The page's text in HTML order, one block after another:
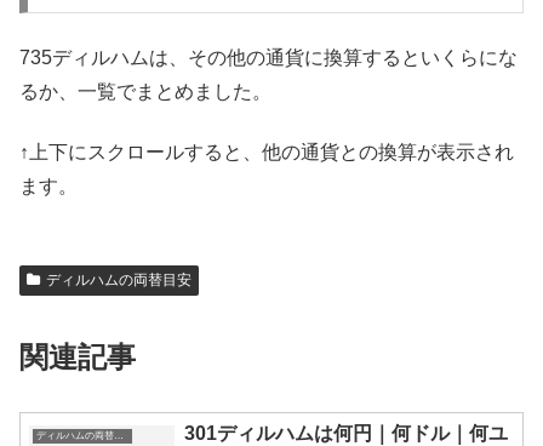
735ディルハムは、その他の通貨に換算するといくらにな
るか、一覧でまとめました。
↑上下にスクロールすると、他の通貨との換算が表示され
ます。
ディルハムの両替目安
関連記事
ディルハムの両替目安
301ディルハムは何円｜何ドル｜何ユ